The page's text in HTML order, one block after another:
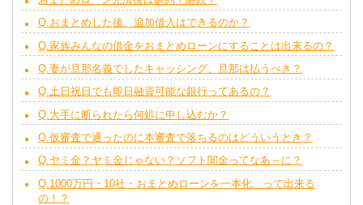
Q.おまとめした後、追加借入はできるのか？
Q.家族みんなの借金をおまとめローンにすることは出来るの？
Q.妻が旦那名義でしたキャッシング、旦那は払うべき？
Q.土日祝日でも即日融資可能な銀行ってあるの？
Q.大手に断られたら何処に申し込むか？
Q.仮審査で通ったのに本審査で落ちるのはどういうとき？
Q.ヤミ金？ヤミ金じゃない？ソフト闇金ってなあ～に？
Q.1000万円・10社・おまとめローンを一本化、って出来る
の！？